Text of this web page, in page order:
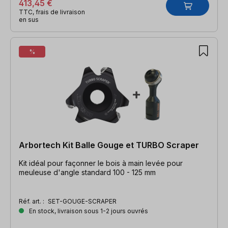
413,45 €
TTC, frais de livraison
en sus
%
Arbortech Kit Balle Gouge et TURBO Scraper
Kit idéal pour façonner le bois à main levée pour
meuleuse d'angle standard 100 - 125 mm
Réf. art. : SET-GOUGE-SCRAPER
En stock, livraison sous 1-2 jours ouvrés